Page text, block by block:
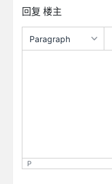
回复 楼主
Paragraph
P